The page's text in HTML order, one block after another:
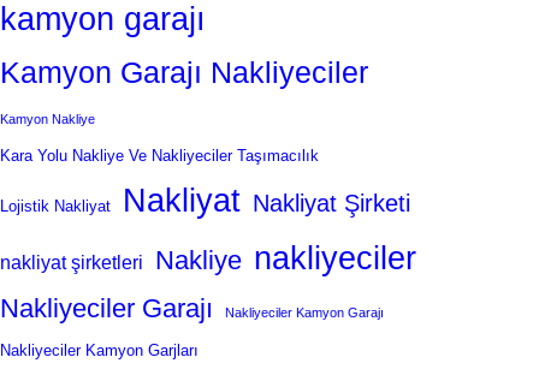
kamyon garajı
Kamyon Garajı Nakliyeciler
Kamyon Nakliye
Kara Yolu Nakliye Ve Nakliyeciler Taşımacılık
Lojistik Nakliyat Nakliyat Nakliyat Şirketi
nakliyat şirketleri Nakliye nakliyeciler
Nakliyeciler Garajı Nakliyeciler Kamyon Garajı
Nakliyeciler Kamyon Garjları